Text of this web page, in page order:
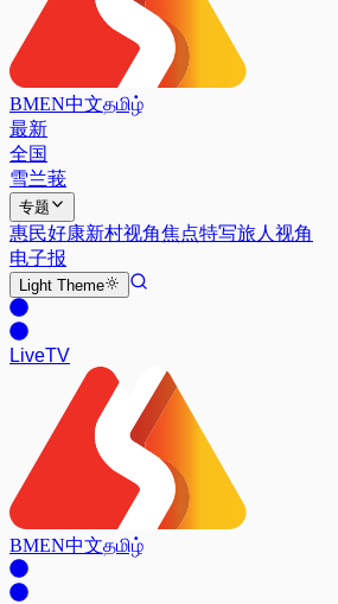
BMEN中文தமிழ்
最新
全国
雪兰莪
专题
惠民好康新村视角焦点特写旅人视角
电子报
Light Theme
LiveTV
BMEN中文தமிழ்